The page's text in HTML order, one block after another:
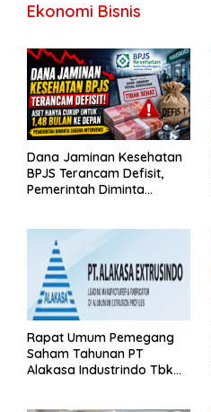
Ekonomi Bisnis
Dana Jaminan Kesehatan
BPJS Terancam Defisit,
Pemerintah Diminta
Rapat Umum Pemegang
Saham Tahunan PT
Alakasa Industrindo Tbk